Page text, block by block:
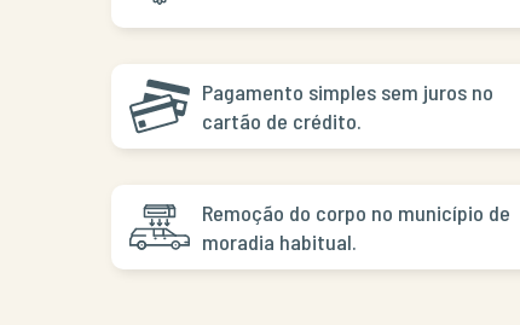
Pagamento simples sem juros no
cartão de crédito.
Remoção do corpo no município de
moradia habitual.